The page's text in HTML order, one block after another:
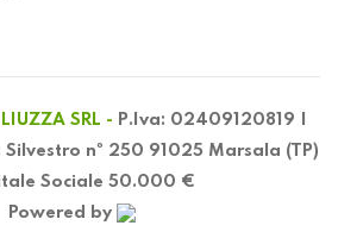
LIUZZA SRL - P.Iva: 02409120819 |
nº 250 91025 Marsala (TP)
Sociale 50.000 €
Powered by